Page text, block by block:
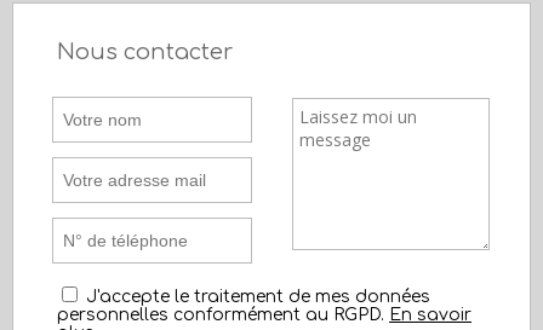
Nous contacter
J'accepte le traitement de mes données
personnelles conformément au RGPD. En savoir